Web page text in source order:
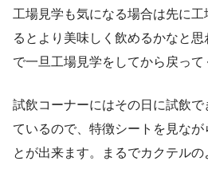
工場見学も気になる場合は先に
るとより美味しく飲めるかなと
で一旦工場見学をしてから戻って
試飲コーナーにはその日に試飲
ているので、特徴シートを見な
とが出来ます。まるでカクテル